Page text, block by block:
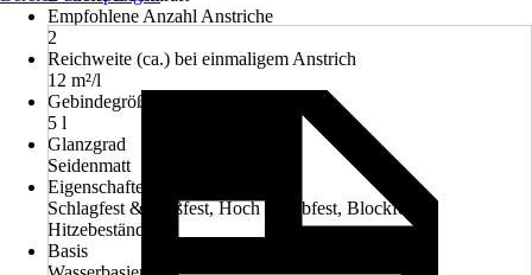
Empfohlene Anzahl Anstriche
2
Reichweite (ca.) bei einmaligem Anstrich
12 m²/l
Gebindegröße
5 l
Glanzgrad
Seidenmatt
Eigenschaften
Schlagfest & Stoßfest, Hoch abriebfest, Blockfest,
Hitzebeständig
Basis